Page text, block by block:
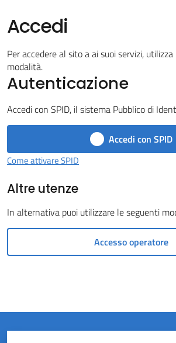
Servizi
Vivere
Castel
Rio
Menu selezionato
on-
Accedi
Per accedere al sito a ai suoi servizi,
modalità.
Autenticazione
Accedi con SPID, il sistema Pubblico di
Accedi con SPID
Come attivare SPID
Altre utenze
In alternativa puoi utilizzare le seguenti
Accesso operatore